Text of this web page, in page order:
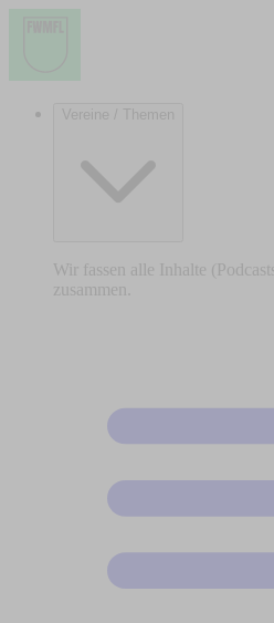
Vereine / Themen
Wir fassen alle Inhalte
zusammen.